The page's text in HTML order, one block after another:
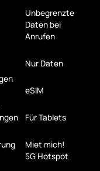
Unbegrenzte
Daten bei
Anrufen
Nur Daten
eSIM
Für Tablets
Miet mich!
5G Hotspot